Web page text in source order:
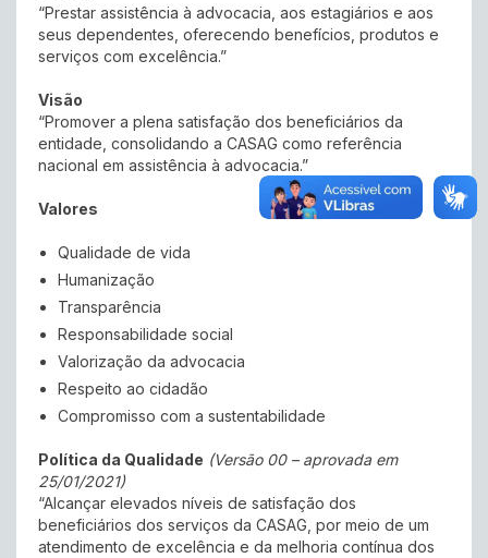
“Prestar assistência à advocacia, aos estagiários e aos
seus dependentes, oferecendo benefícios, produtos e
serviços com excelência.”
Visão
“Promover a plena satisfação dos beneficiários da
entidade, consolidando a CASAG como referência
nacional em assistência à advocacia.”
Valores
Qualidade de vida
Humanização
Transparência
Responsabilidade social
Valorização da advocacia
Respeito ao cidadão
Compromisso com a sustentabilidade
Política da Qualidade (Versão 00 – aprovada em
25/01/2021)
“Alcançar elevados níveis de satisfação dos
beneficiários dos serviços da CASAG, por meio de um
atendimento de excelência e da melhoria contínua dos